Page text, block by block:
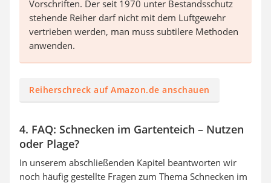
Vorschriften. Der seit 1970 unter Bestandsschutz
stehende Reiher darf nicht mit dem Luftgewehr
vertrieben werden, man muss subtilere Methoden
anwenden.
Reiherschreck auf Amazon.de anschauen
4. FAQ: Schnecken im Gartenteich – Nutzen
oder Plage?
In unserem abschließenden Kapitel beantworten wir
noch häufig gestellte Fragen zum Thema Schnecken im